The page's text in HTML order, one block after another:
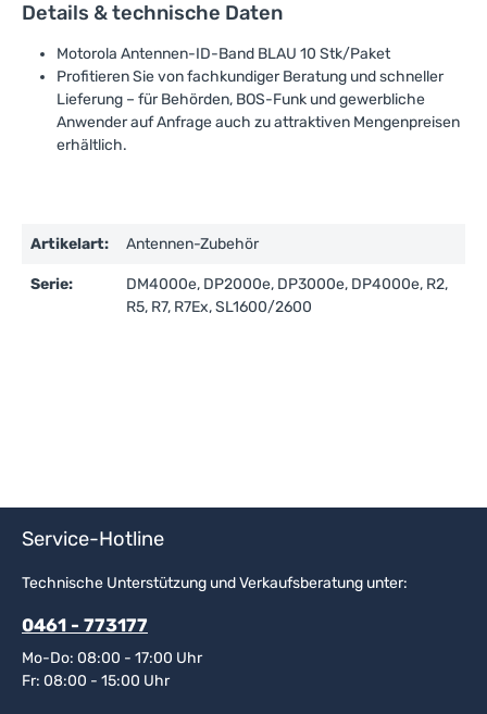
Details & technische Daten
Motorola Antennen-ID-Band BLAU 10 Stk/Paket
Profitieren Sie von fachkundiger Beratung und schneller
Lieferung – für Behörden, BOS-Funk und gewerbliche
Anwender auf Anfrage auch zu attraktiven Mengenpreisen
erhältlich.
Artikelart: Antennen-Zubehör
Serie:
DM4000e, DP2000e, DP3000e, DP4000e, R2,
R5, R7, R7Ex, SL1600/2600
Service-Hotline
Technische Unterstützung und Verkaufsberatung unter:
0461 - 773177
Mo-Do: 08:00 - 17:00 Uhr
Fr: 08:00 - 15:00 Uhr